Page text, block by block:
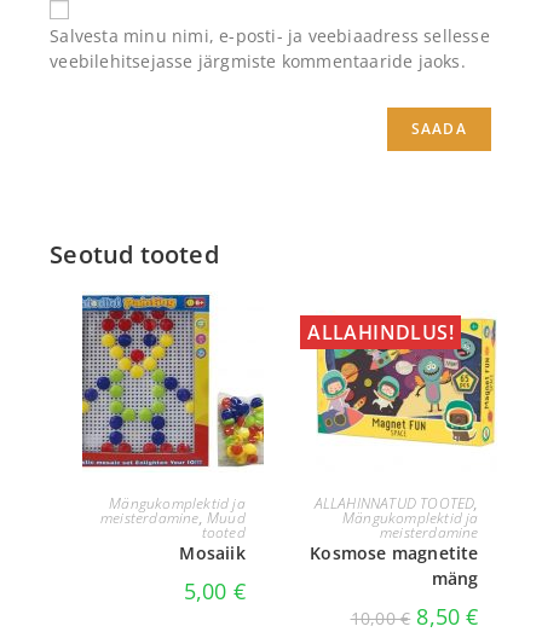
Salvesta minu nimi, e-posti- ja veebiaadress sellesse
veebilehitsejasse järgmiste kommentaaride jaoks.
Seotud tooted
LISA KORVI
Mängukomplektid ja
meisterdamine, Muud
tooted
Mosaiik
5,00 €
ALLAHINDLUS!
LISA KORVI
ALLAHINNATUD TOOTED,
Mängukomplektid ja
meisterdamine
Kosmose magnetite
mäng
10,00€ 8,50€